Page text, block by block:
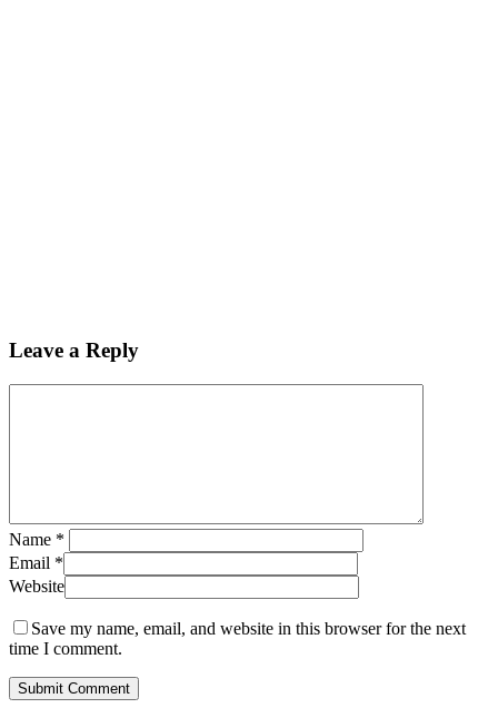
Leave a Reply
Name *
Email *
Website
Save my name, email, and website in this browser for the next
time I comment.